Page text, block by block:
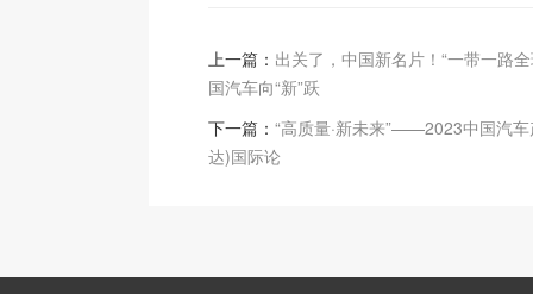
上一篇： 出关了，中国新名片！“一带一路
国汽车向“新”跃
下一篇： “高质量·新未来”——2023中国汽
达)国际论